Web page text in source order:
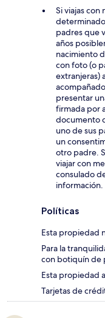
Si viajas
padres que
años
nacimiento
con foto (o
extranjeras)
presentar
firmada por
documento
uno de sus
un
otro padre.
viajar con
consulado
información.
Políticas
Esta propiedad
Para la
con botiquín de
Esta propiedad
Tarjetas de